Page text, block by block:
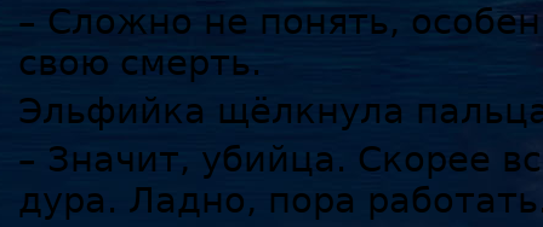
– Сложно не понять,
свою смерть.
Эльфийка щёлкнула
– Значит, убийца. Скорее
дура. Ладно, пора